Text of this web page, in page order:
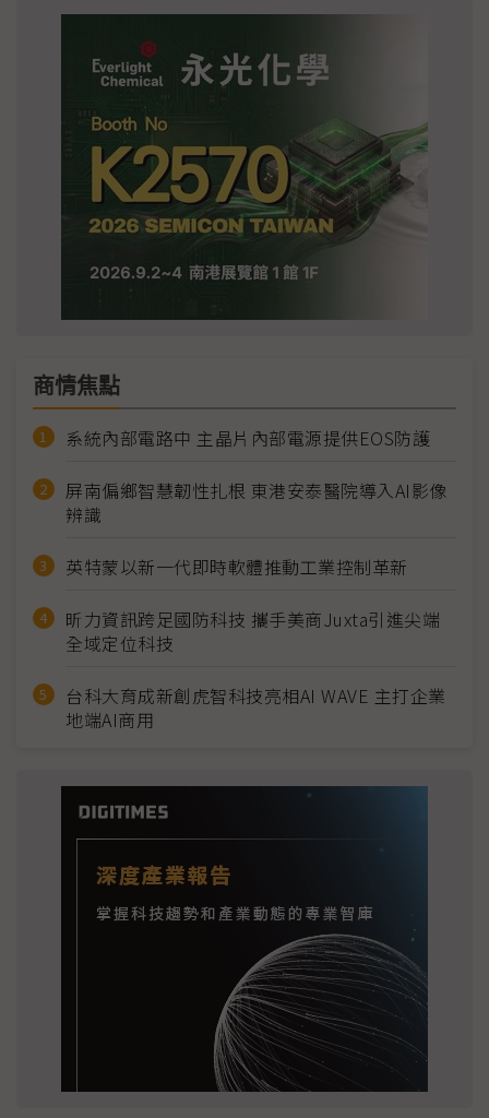
商情焦點
系統內部電路中 主晶片內部電源提供EOS防護
屏南偏鄉智慧韌性扎根 東港安泰醫院導入AI影像
辨識
英特蒙以新一代即時軟體推動工業控制革新
昕力資訊跨足國防科技 攜手美商Juxta引進尖端
全域定位科技
台科大育成新創虎智科技亮相AI WAVE 主打企業
地端AI商用